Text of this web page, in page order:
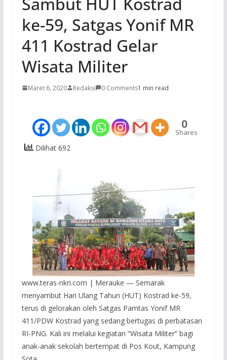
ke-59, Satgas Yonif MR
411 Kostrad Gelar
Wisata Militer
Maret 6, 2020 Redaksi 0 Comments1 min read
0
Shares
Dilihat 692
www.teras-nkri.com | Merauke — Semarak
menyambut Hari Ulang Tahun (HUT) Kostrad ke-59,
terus di gelorakan oleh Satgas Pamtas Yonif MR
411/PDW Kostrad yang sedang bertugas di perbatasan
RI-PNG. Kali ini melalui kegiatan “Wisata Militer” bagi
anak-anak sekolah bertempat di Pos Kout, Kampung